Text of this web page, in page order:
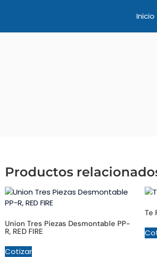
Inicio
Productos
Union Tres Piezas Desmontable PP-
R, RED FIRE
Cotizar
Te